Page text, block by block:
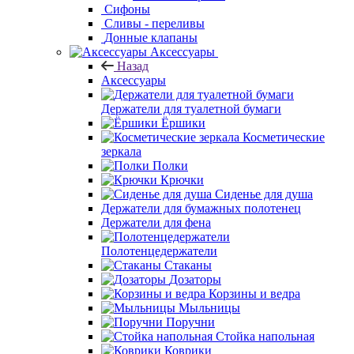
Душевые трапы
Сифоны
Аксессуары
Назад
Аксессуары
Держатели для туалетной бумаги
Ёршики
Косметические зеркала
Полки
Крючки
Сиденье для душа
Держатели для бумажных полотенец
Держатели для фена
Полотенцедержатели
Стаканы
Дозаторы
Корзины и ведра
Мыльницы
Поручни
Стойка напольная
Коврики